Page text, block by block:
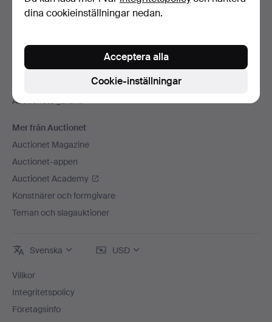
Auctionet
Press
Lediga jobb
Anslut ditt auktionshus
Auctionets garanti
Mer från Auctionet
Auctionet Magazine
Auctionet-appen
Auctionet Academy
Konstnärer och formgivare
Teman och slagauktioner
Svenska USD
Villkor
Integritetspolicy
Företagsinfo
dina cookieinställningar nedan.
Cookie-inställningar
Acceptera alla